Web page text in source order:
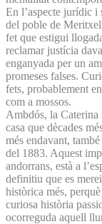
En l’aspecte jurídic i
del poble de
fet que estigui
reclamar justícia
enganyada per un
promeses falses.
fets, probablement
com a mossos.
Ambdós, la Caterina
casa que dècades
més endavant,
del 1883. Aquest
andorrans, està a
definitiu que es
històrica més,
curiosa història
ocorreguda aquell